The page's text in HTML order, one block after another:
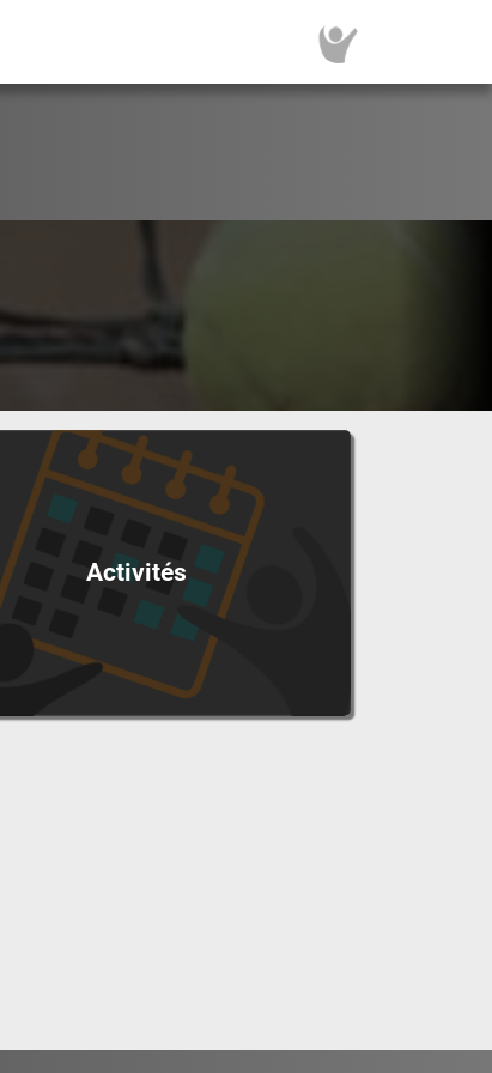
Activités